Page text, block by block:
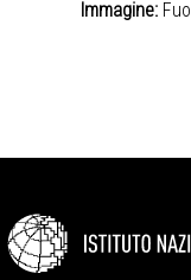
Immagine: